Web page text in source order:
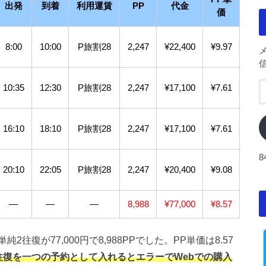
出発 到着 利用運賃 PP 代金
価
8:00 10:00 P旅割28 2,247 ¥22,400 ¥9.97
10:35 12:30 P旅割28 2,247 ¥17,100 ¥7.61
16:10 18:10 P旅割28 2,247 ¥17,100 ¥7.61
20:10 22:05 P旅割28 2,247 ¥20,400 ¥9.08
― ― ― 8,988 ¥77,000 ¥8.57
純2往復が77,000円で8,988PPでした。PP単価は8.57
復を一つの予約として入れるとエラーでWebでの購入